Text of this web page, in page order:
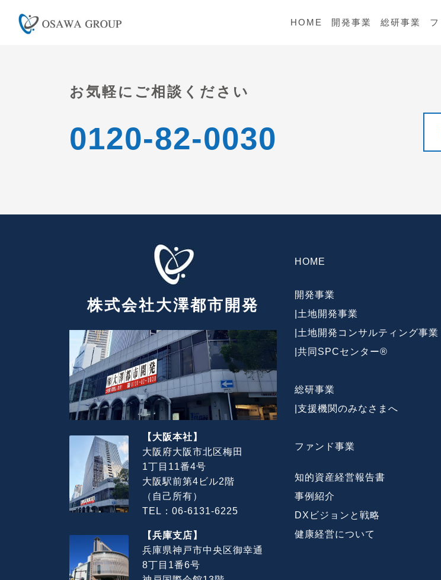
HOME 開発事業 総研事業
お気軽にご相談ください
0120-82-0030
株式会社大澤都市開発
【大阪本社】
大阪府大阪市北区梅田
1丁目11番4号
大阪駅前第4ビル2階
（自己所有）
TEL：06-6131-6225
【兵庫支店】
兵庫県神戸市中央区御幸通
8丁目1番6号
HOME
開発事業
土地開発事業
土地開発コンサルティング事業
共同SPCセンター®
総研事業
支援機関のみなさまへ
ファンド事業
知的資産経営報告書
事例紹介
DXビジョンと戦略
健康経営について